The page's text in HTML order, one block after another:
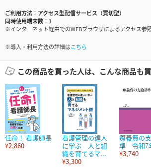
ご利用方法
アクセス型配信サービス（買切型）
同時使用端末数
1
※インターネット経由でのWEBブラウザによるアクセス参
※導入・利用方法の詳細はこちら
この商品を買った人は、こんな商品も買
任命！ 看護師長
¥2,860
看護管理の達人
に学ぶ 人と組
織を育てるマ...
¥3,300
療養費の
準 令和7
¥3,740